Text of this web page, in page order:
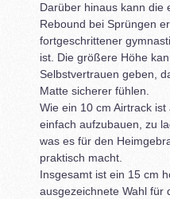
Darüber hinaus kann die
Rebound bei Sprüngen
fortgeschrittener
ist. Die größere Höhe
Selbstvertrauen geben,
Matte sicherer fühlen.
Wie ein 10 cm Airtrack
einfach aufzubauen, zu
was es für den
praktisch macht.
Insgesamt ist ein 15 cm
ausgezeichnete Wahl für